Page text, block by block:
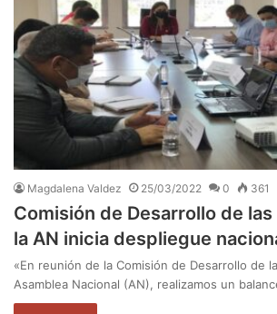
Magdalena Valdez 25/03/2022 0 361
Comisión de Desarrollo de
la AN inicia despliegue
«En reunión de la Comisión de Desarrollo de
Asamblea Nacional (AN), realizamos un